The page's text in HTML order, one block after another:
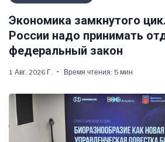
Экономика замкнутого
России надо принимать
федеральный закон
1 Авг. 2026 Г. Время чтения: 5 мин